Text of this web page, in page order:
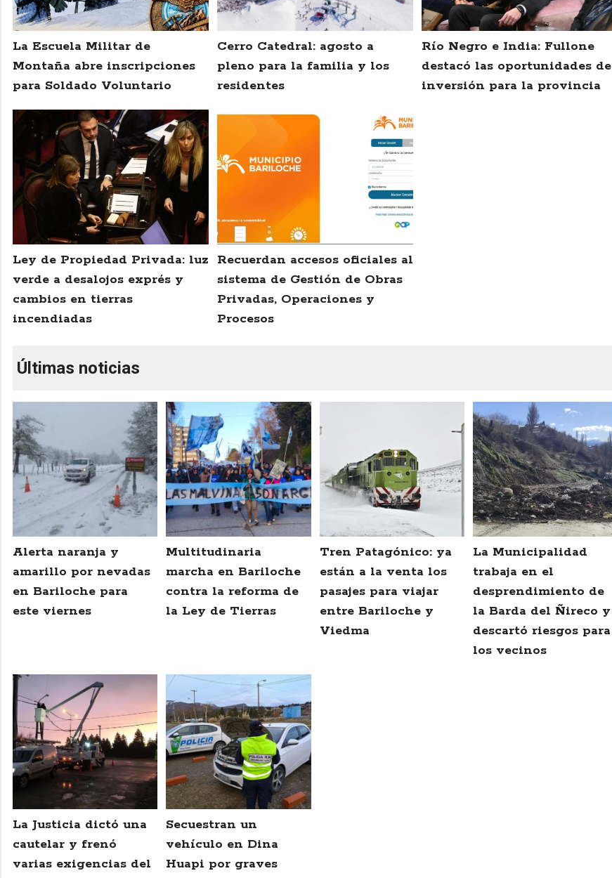
La Escuela Militar de
Montaña abre inscripciones
para Soldado Voluntario
Cerro Catedral: agosto a
pleno para la familia y los
residentes
Río Negro e India: Fullone
destacó las oportunidades de
inversión para la provincia
Ley de Propiedad Privada: luz
verde a desalojos exprés y
cambios en tierras
incendiadas
Recuerdan accesos oficiales al
sistema de Gestión de Obras
Privadas, Operaciones y
Procesos
Últimas noticias
Alerta naranja y
amarillo por nevadas
en Bariloche para
este viernes
Multitudinaria
marcha en Bariloche
contra la reforma de
la Ley de Tierras
Tren Patagónico: ya
están a la venta los
pasajes para viajar
entre Bariloche y
Viedma
La Municipalidad
trabaja en el
desprendimiento de
la Barda del Ñireco y
descartó riesgos para
los vecinos
La Justicia dictó una
cautelar y frenó
varias exigencias del
Secuestran un
vehículo en Dina
Huapi por graves